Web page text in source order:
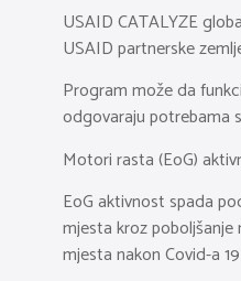
USAID CATALYZE
USAID partnerske
Program može da
odgovaraju potrebama
Motori rasta (EoG)
EoG aktivnost spada
mjesta kroz
mjesta nakon Covid-a